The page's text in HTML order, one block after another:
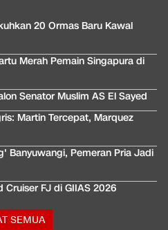
20 Ormas Baru Kawal
Merah Pemain Singapura di
Senator Muslim AS El Sayed
Martin Tercepat, Marquez
Banyuwangi, Pemeran Pria Jadi
Cruiser FJ di GIIAS 2026
SEMUA